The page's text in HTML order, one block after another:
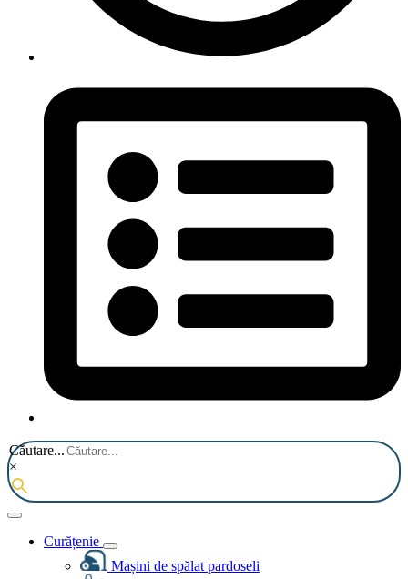
Căutare...
×
Curățenie
Mașini de spălat pardoseli